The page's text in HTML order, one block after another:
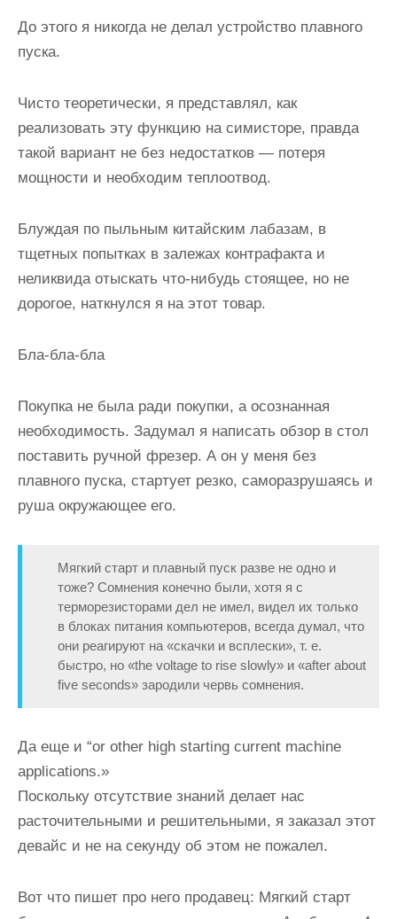
До этого я никогда не делал устройство плавного
пуска.
Чисто теоретически, я представлял, как
реализовать эту функцию на симисторе, правда
такой вариант не без недостатков — потеря
мощности и необходим теплоотвод.
Блуждая по пыльным китайским лабазам, в
тщетных попытках в залежах контрафакта и
неликвида отыскать что-нибудь стоящее, но не
дорогое, наткнулся я на этот товар.
Бла-бла-бла
Покупка не была ради покупки, а осознанная
необходимость. Задумал я написать обзор в стол
поставить ручной фрезер. А он у меня без
плавного пуска, стартует резко, саморазрушаясь и
руша окружающее его.
Мягкий старт и плавный пуск разве не одно и
тоже? Сомнения конечно были, хотя я с
терморезисторами дел не имел, видел их только
в блоках питания компьютеров, всегда думал, что
они реагируют на «скачки и всплески», т. е.
быстро, но «the voltage to rise slowly» и «after about
five seconds» зародили червь сомнения.
Да еще и “or other high starting current machine
applications.»
Поскольку отсутствие знаний делает нас
расточительными и решительными, я заказал этот
девайс и не на секунду об этом не пожалел.
Вот что пишет про него продавец: Мягкий старт